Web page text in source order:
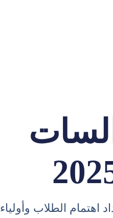
نهاية العام الدراسي 2024، يزداد اهتمام الطلاب وأولياء